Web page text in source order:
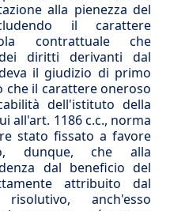
alla pienezza del
il carattere
contrattuale che
diritti derivanti dal
il giudizio di primo
il carattere oneroso
dell'istituto della
all'art. 1186 c.c., norma
stato fissato a favore
dunque, che alla
dal beneficio del
attribuito dal
anch'esso